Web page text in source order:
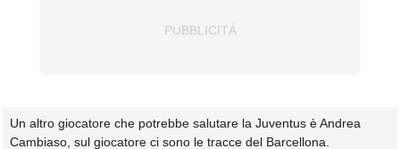
Un altro giocatore che potrebbe salutare la Juventus è Andrea
Cambiaso, sul giocatore ci sono le tracce del Barcellona.